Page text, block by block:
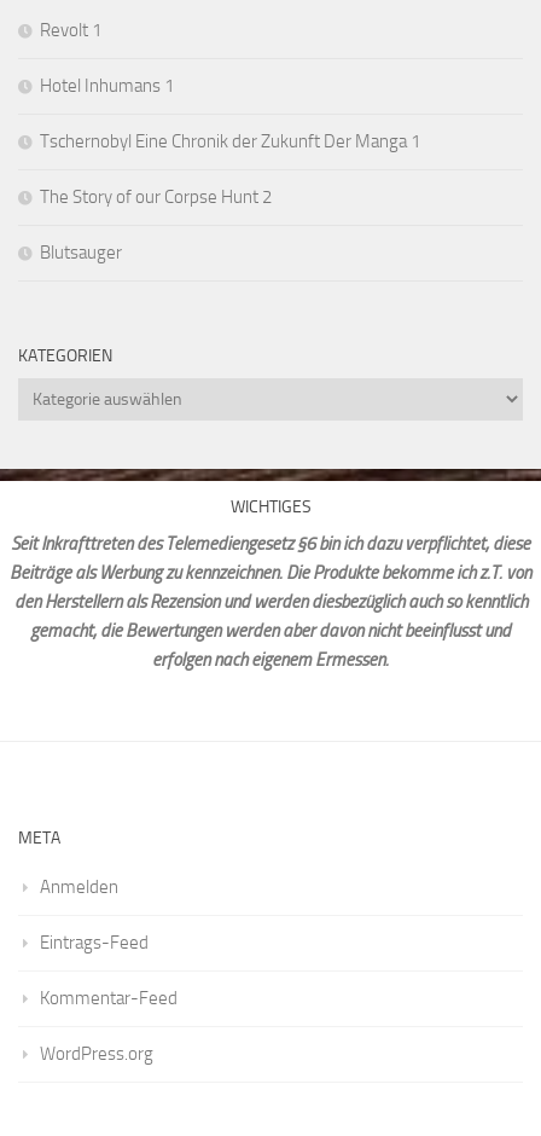
Revolt 1
Hotel Inhumans 1
Tschernobyl Eine Chronik der Zukunft Der Manga 1
The Story of our Corpse Hunt 2
Blutsauger
KATEGORIEN
Kategorien
WICHTIGES
Seit Inkrafttreten des Telemediengesetz §6 bin ich dazu verpflichtet, diese
Beiträge als Werbung zu kennzeichnen. Die Produkte bekomme ich z.T. von
den Herstellern als Rezension und werden diesbezüglich auch so kenntlich
gemacht, die Bewertungen werden aber davon nicht beeinflusst und
erfolgen nach eigenem Ermessen.
META
Anmelden
Eintrags-Feed
Kommentar-Feed
WordPress.org